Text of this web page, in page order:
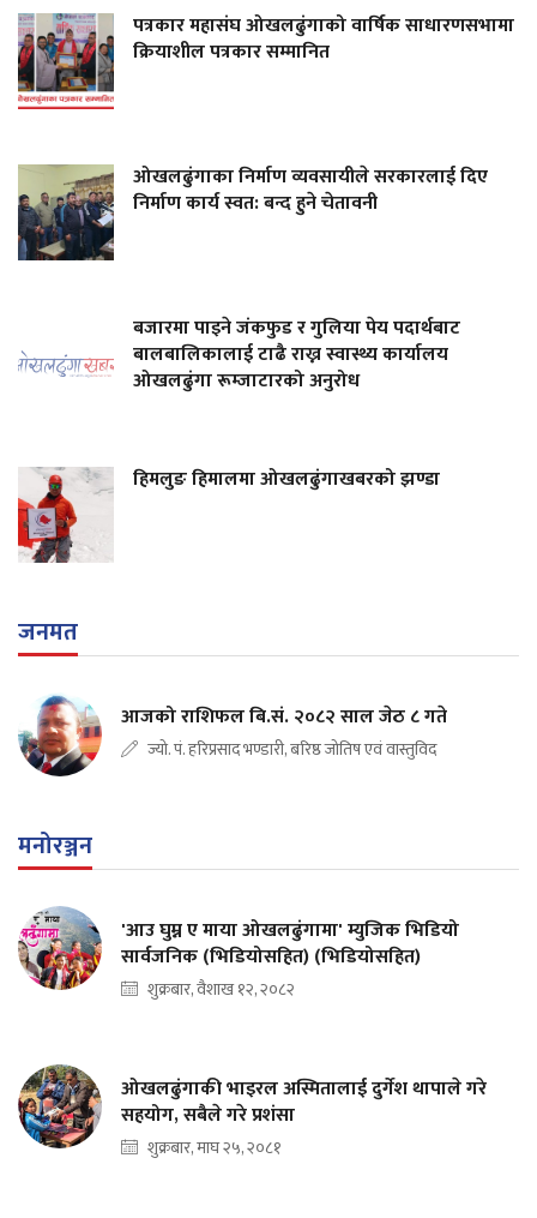
पत्रकार महासंघ ओखलढुंगाको वार्षिक साधारणसभामा
क्रियाशील पत्रकार सम्मानित
ओखलढुंगाका निर्माण व्यवसायीले सरकारलाई दिए
निर्माण कार्य स्वत: बन्द हुने चेतावनी
बजारमा पाइने जंकफुड र गुलिया पेय पदार्थबाट
बालबालिकालाई टाढै राख्न स्वास्थ्य कार्यालय
ओखलढुंगा रूम्जाटारको अनुरोध
हिमलुङ हिमालमा ओखलढुंगाखबरको झण्डा
जनमत
आजको राशिफल बि.सं. २०८२ साल जेठ ८ गते
ज्यो. पं. हरिप्रसाद भण्डारी, बरिष्ठ जोतिष एवं वास्तुविद
मनोरञ्जन
'आउ घुम्न ए माया ओखलढुंगामा' म्युजिक भिडियो
सार्वजनिक (भिडियोसहित) (भिडियोसहित)
शुक्रबार, वैशाख १२, २०८२
ओखलढुंगाकी भाइरल अस्मितालाई दुर्गेश थापाले गरे
सहयोग, सबैले गरे प्रशंसा
शुक्रबार, माघ २५, २०८१